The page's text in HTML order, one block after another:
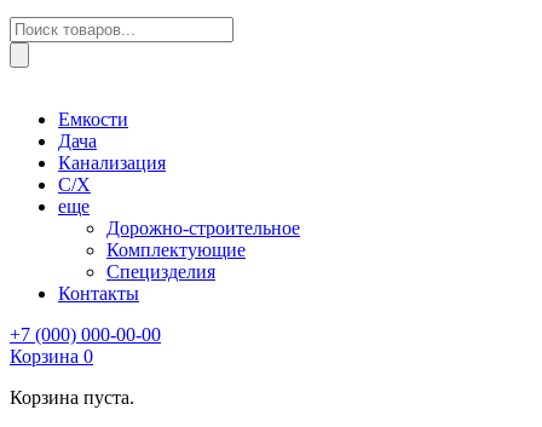
Поиск
товаров
Емкости
Дача
Канализация
С/Х
еще
Дорожно-строительное
Комплектующие
Специзделия
Контакты
+7 (000) 000-00-00
Корзина 0
Корзина пуста.